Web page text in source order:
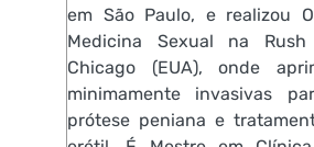
em São Paulo, e realizou
Medicina Sexual na
Chicago (EUA), onde
minimamente invasivas
prótese peniana e